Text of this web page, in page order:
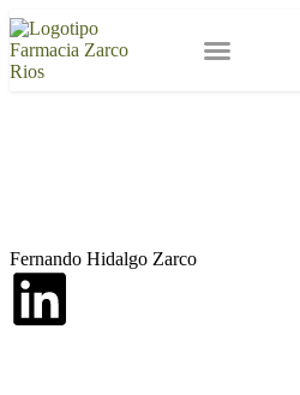
Fernando Hidalgo Zarco